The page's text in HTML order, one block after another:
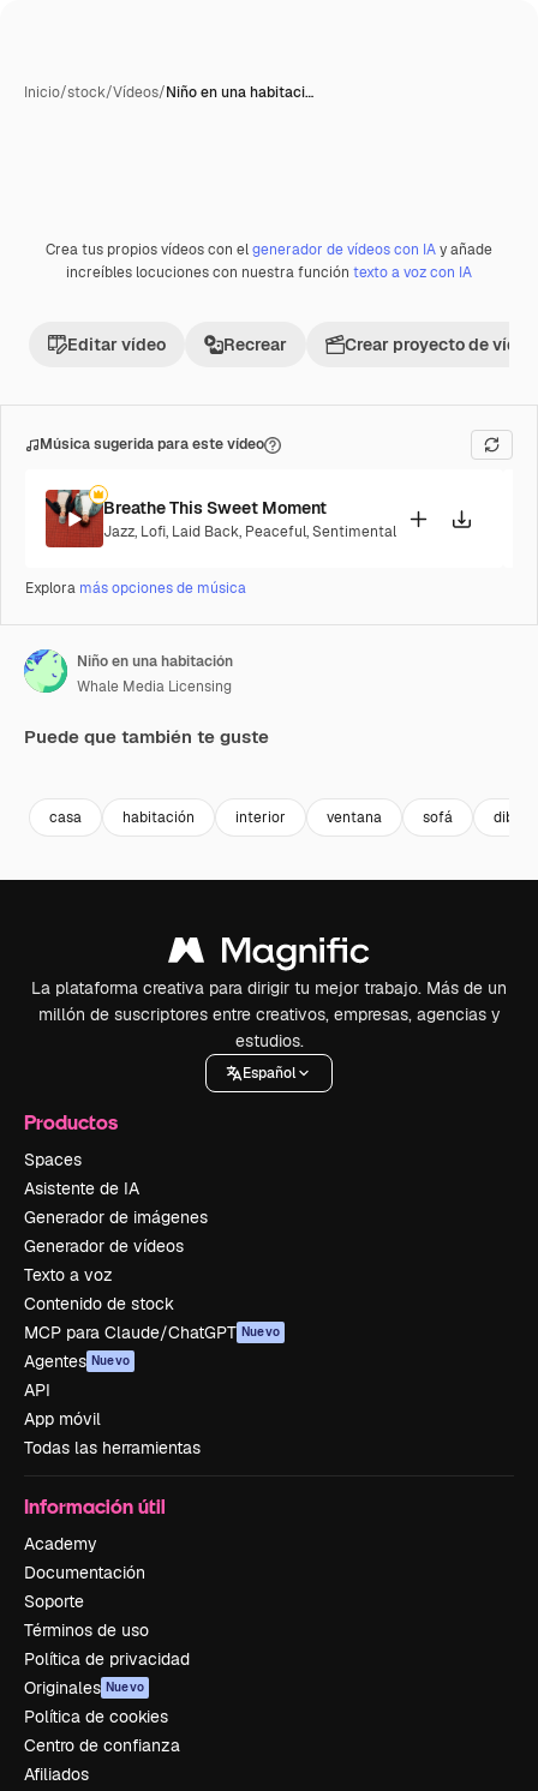
Inicio/stock/Vídeos/Niño en una habitaci…
Premium
Crea tus propios vídeos con elgenerador de vídeos con IAy añade
increíbles locuciones con nuestra función texto a voz con IA
Editar vídeo Recrear Crear proyecto de vídeo
Música sugerida para este vídeo
Breathe This Sweet Moment
Jazz, Lofi, Laid Back, Peaceful,Sentimental
Explora más opciones de música
Niño en una habitación
Whale Media Licensing
Puede que también te guste
casa habitación interior ventana sofá dibujo
La plataforma creativa para dirigir tu mejor trabajo. Más de un
millón de suscriptores entre creativos, empresas, agencias y
estudios.
Español
Productos
Spaces
Asistente de IA
Generador de imágenes
Generador de vídeos
Texto a voz
Contenido de stock
MCP para Claude/ChatGPT Nuevo
Agentes Nuevo
API
App móvil
Todas las herramientas
Información útil
Academy
Documentación
Soporte
Términos de uso
Política de privacidad
Originales Nuevo
Política de cookies
Centro de confianza
Afiliados